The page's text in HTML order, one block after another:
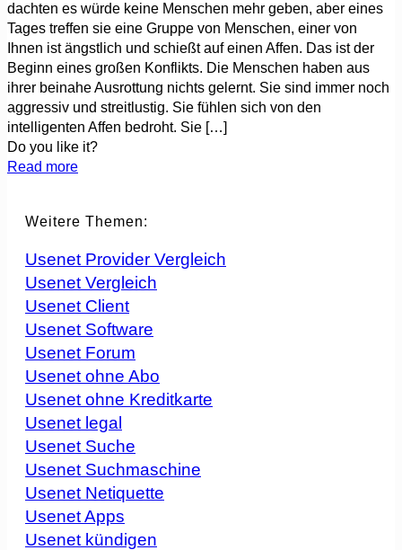
dachten es würde keine Menschen mehr geben, aber eines
Tages treffen sie eine Gruppe von Menschen, einer von
Ihnen ist ängstlich und schießt auf einen Affen. Das ist der
Beginn eines großen Konflikts. Die Menschen haben aus
ihrer beinahe Ausrottung nichts gelernt. Sie sind immer noch
aggressiv und streitlustig. Sie fühlen sich von den
intelligenten Affen bedroht. Sie […]
Do you like it?
Read more
Weitere Themen:
Usenet Provider Vergleich
Usenet Vergleich
Usenet Client
Usenet Software
Usenet Forum
Usenet ohne Abo
Usenet ohne Kreditkarte
Usenet legal
Usenet Suche
Usenet Suchmaschine
Usenet Netiquette
Usenet Apps
Usenet kündigen